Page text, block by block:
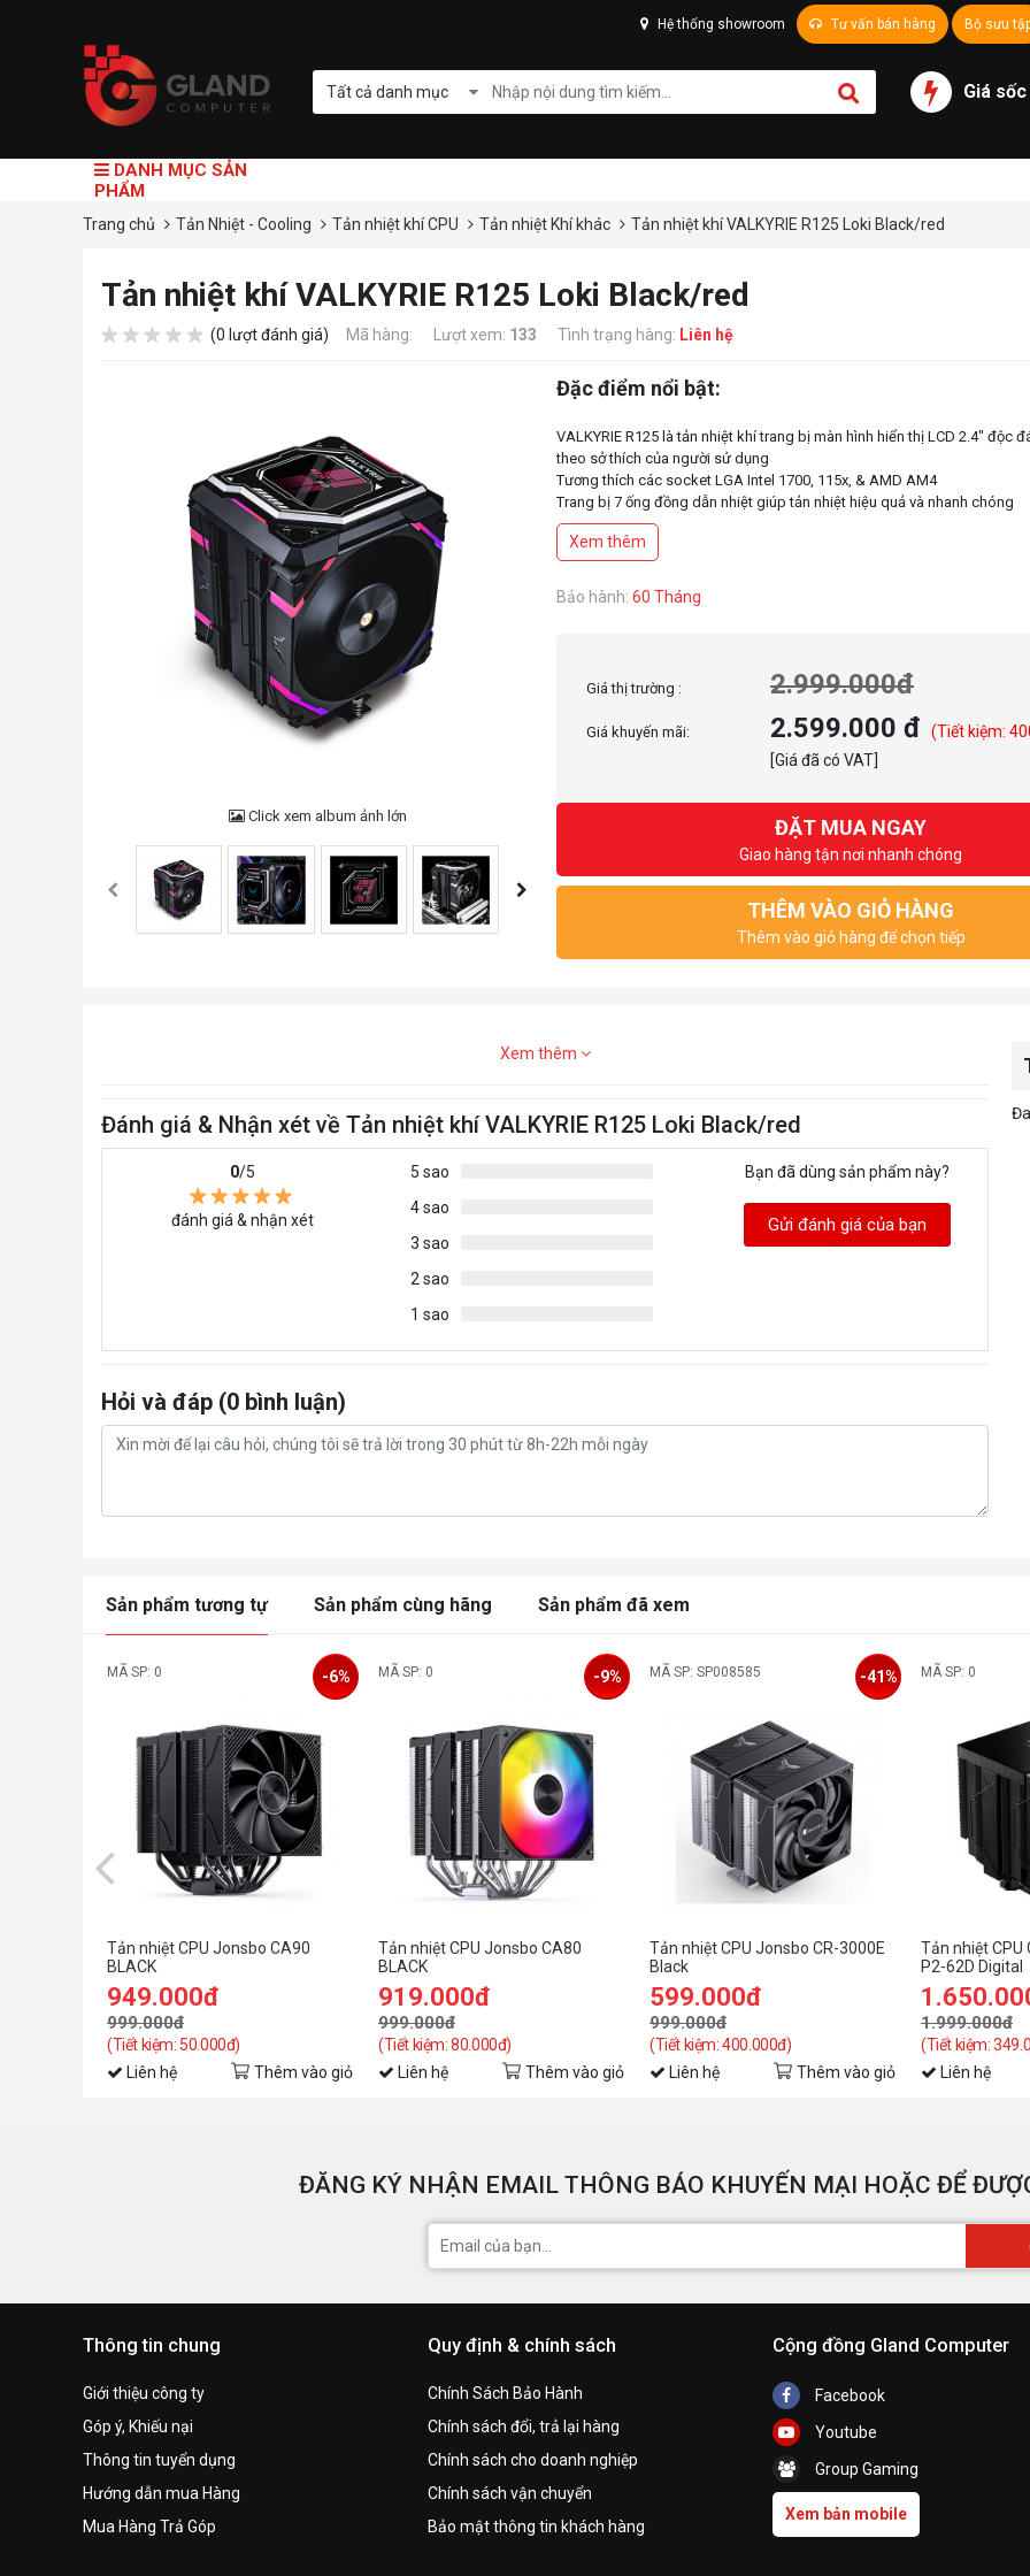
Hệ thống showroom Tư vấn bán hàng Bộ sưu
Tất cả danh mục Giá sốc
DANH MỤC SẢN
PHẨM
Trang chủ Tản Nhiệt - Cooling Tản nhiệt khí CPU Tản nhiệt Khí khác Tản nhiệt khí VALKYRIE R125 Loki Black/red
Tản nhiệt khí VALKYRIE R125 Loki Black/red
(0 lượt đánh giá) Mã hàng: Lượt xem: 133 Tình trạng hàng: Liên hệ
Click xem album ảnh lớn
Đặc điểm nổi bật:
VALKYRIE R125 là tản nhiệt khí trang bị màn hình hiển thị LCD 2.4" độc
theo sở thích của người sử dụng
Tương thích các socket LGA Intel 1700, 115x, & AMD AM4
Trang bị 7 ống đồng dẫn nhiệt giúp tản nhiệt hiệu quả và nhanh chóng
Đi kèm 2 quạt tản nhiệt Valkyrie X12 với hiệu năng làm mát cao
Xem thêm
Bảo hành: 60 Tháng
Giá thị trường : 2.999.000đ
Giá khuyến mãi: 2.599.000 đ
(Tiết kiệm:
[Giá đã có VAT]
ĐẶT MUA NGAY
Giao hàng tận nơi nhanh chóng
THÊM VÀO GIỎ HÀNG
Thêm vào giỏ hàng để chọn tiếp
Xem thêm
Đánh giá & Nhận xét về Tản nhiệt khí VALKYRIE R125 Loki Black/red
0/5
đánh giá & nhận xét
5 sao
4 sao
3 sao
2 sao
1 sao
Bạn đã dùng sản phẩm này?
Gửi đánh giá của bạn
Hỏi và đáp (0 bình luận)
Sản phẩm tương tự Sản phẩm cùng hãng Sản phẩm đã xem
MÃ SP: 0
Tản nhiệt CPU Jonsbo CA90
BLACK
949.000đ
999.000đ
(Tiết kiệm: 50.000đ)
-6%
Liên hệ Thêm vào giỏ
MÃ SP: 0
Tản nhiệt CPU Jonsbo CA80
BLACK
919.000đ
999.000đ
(Tiết kiệm: 80.000đ)
-9%
Liên hệ Thêm vào giỏ
MÃ SP: SP008585
Tản nhiệt CPU Jonsbo CR-3000E
Black
599.000đ
999.000đ
(Tiết kiệm: 400.000đ)
-41%
Liên hệ Thêm vào giỏ
MÃ SP: 0
Tản nhiệt CPU
P2-62D Digital
1.999.000đ
(Tiết kiệm:
Liên hệ
ĐĂNG KÝ NHẬN EMAIL THÔNG BÁO KHUYẾN MẠI HOẶC ĐỂ
Thông tin chung
Giới thiệu công ty
Góp ý, Khiếu nại
Thông tin tuyển dụng
Hướng dẫn mua Hàng
Mua Hàng Trả Góp
Quy định & chính sách
Chính Sách Bảo Hành
Chính sách đổi, trả lại hàng
Chính sách cho doanh nghiệp
Chính sách vận chuyển
Bảo mật thông tin khách hàng
Cộng đồng Gland Computer
Facebook
Youtube
Group Gaming
Xem bản mobile